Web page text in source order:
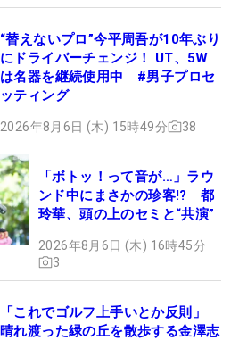
“替えないプロ”今平周吾が10年ぶり
にドライバーチェンジ！ UT、5W
は名器を継続使用中 #男子プロセ
ッティング
2026年8月6日 (木) 15時49分 38
「ボトッ！って音が…」ラウ
ンド中にまさかの珍客!? 都
玲華、頭の上のセミと“共演”
2026年8月6日 (木) 16時45分
3
「これでゴルフ上手いとか反則」
晴れ渡った緑の丘を散歩する金澤志